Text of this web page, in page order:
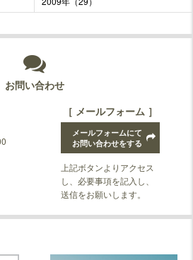
お問い合わせ
［ メールフォーム ］
メールフォームにて
お問い合わせをする
上記ボタンよりアクセス
し、必要事項を記入し、
送信をお願いします。